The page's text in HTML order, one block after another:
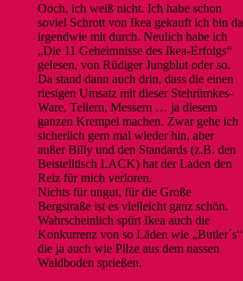
Ooch, ich weiß nicht. Ich habe schon
soviel Schrott von Ikea gekauft ich bin da
irgendwie mit durch. Neulich habe ich
„Die 11 Geheimnisse des Ikea-Erfolgs“
gelesen, von Rüdiger Jungblut oder so.
Da stand dann auch drin, dass die einen
riesigen Umsatz mit dieser Stehrümkes-
Ware, Tellern, Messern … ja diesem
ganzen Krempel machen. Zwar gehe ich
sicherlich gern mal wieder hin, aber
außer Billy und den Standards (z.B. den
Beistelltisch LACK) hat der Laden den
Reiz für mich verloren.
Nichts für ungut, für die Große
Bergstraße ist es vielleicht ganz schön.
Wahrscheinlich spürt Ikea auch die
Konkurrenz von so Läden wie „Butler´s“
die ja auch wie Pilze aus dem nassen
Waldboden sprießen.